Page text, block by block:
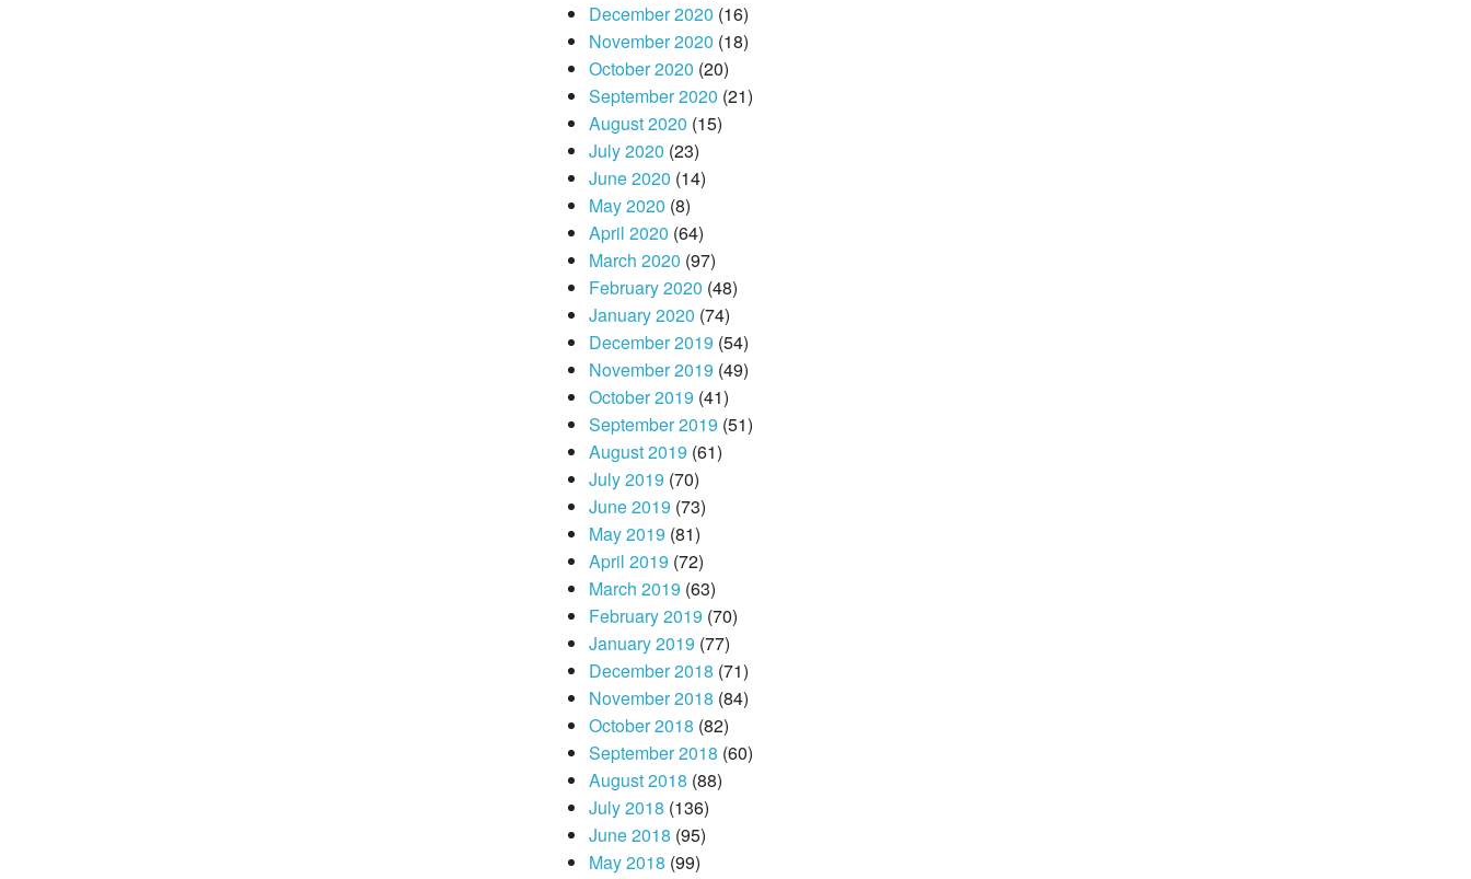
December 2020 (16)
November 2020 (18)
October 2020 (20)
September 2020 (21)
August 2020 (15)
July 2020 (23)
June 2020 (14)
May 2020 (8)
April 2020 (64)
March 2020 (97)
February 2020 (48)
January 2020 (74)
December 2019 (54)
November 2019 (49)
October 2019 (41)
September 2019 (51)
August 2019 (61)
July 2019 (70)
June 2019 (73)
May 2019 (81)
April 2019 (72)
March 2019 (63)
February 2019 (70)
January 2019 (77)
December 2018 (71)
November 2018 (84)
October 2018 (82)
September 2018 (60)
August 2018 (88)
July 2018 (136)
June 2018 (95)
May 2018 (99)